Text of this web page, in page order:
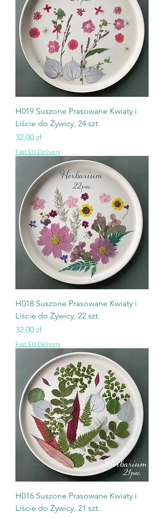
H019 Suszone Prasowane Kwiaty i
Liście do Żywicy, 24 szt.
Cena
32,00 zł
Fast EU Delivery
H018 Suszone Prasowane Kwiaty i
Liście do Żywicy, 22 szt.
Cena
32,00 zł
Fast EU Delivery
H016 Suszone Prasowane Kwiaty i
Liście do Żywicy, 21 szt.